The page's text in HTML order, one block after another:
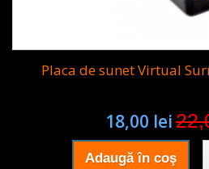
Placa de sunet Virtual
18,00 lei
Adaugă în coş